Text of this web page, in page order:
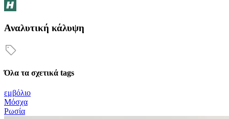
Αναλυτική κάλυψη
Όλα τα σχετικά tags
εμβόλιο
Μόσχα
Ρωσία